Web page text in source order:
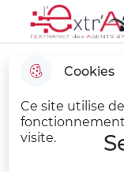
Aller
au
menu
L'EXTR4aa
Cookies
Ce site utilise
visite.